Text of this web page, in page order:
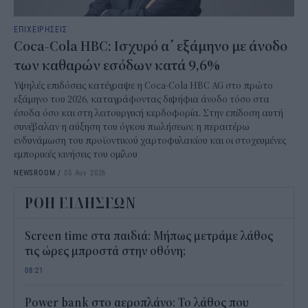
ΕΠΙΧΕΙΡΗΣΕΙΣ
Coca-Cola HBC: Ισχυρό α΄ εξάμηνο με άνοδο
των καθαρών εσόδων κατά 9,6%
Υψηλές επιδόσεις κατέγραψε η Coca-Cola HBC AG στο πρώτο
εξάμηνο του 2026, καταγράφοντας διψήφια άνοδο τόσο στα
έσοδα όσο και στη λειτουργική κερδοφορία. Στην επίδοση αυτή
συνέβαλαν η αύξηση του όγκου πωλήσεων, η περαιτέρω
ενδυνάμωση του προϊοντικού χαρτοφυλακίου και οι στοχευμένες
εμπορικές κινήσεις του ομίλου
NEWSROOM / 05 Αυγ 2026
ΡΟΗ ΕΙΔΗΣΕΩΝ
Screen time στα παιδιά: Μήπως μετράμε λάθος
τις ώρες μπροστά στην οθόνη;
08:21
Power bank στο αεροπλάνο: Το λάθος που